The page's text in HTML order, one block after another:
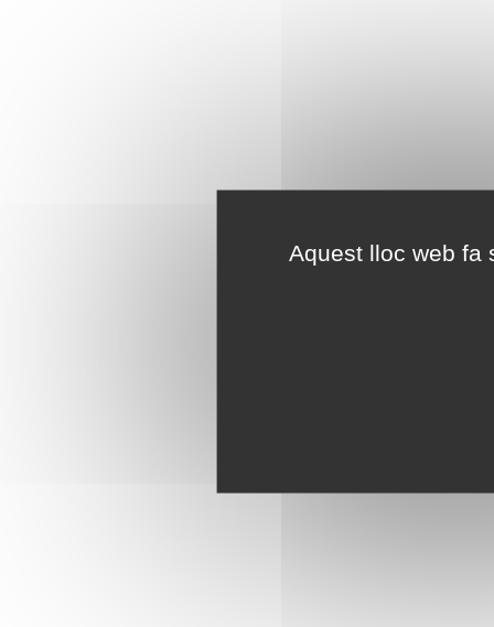
Aquest lloc web fa